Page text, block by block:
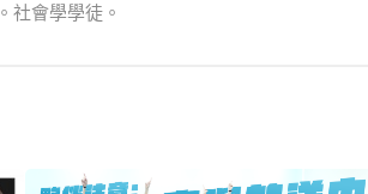
社會學學徒。